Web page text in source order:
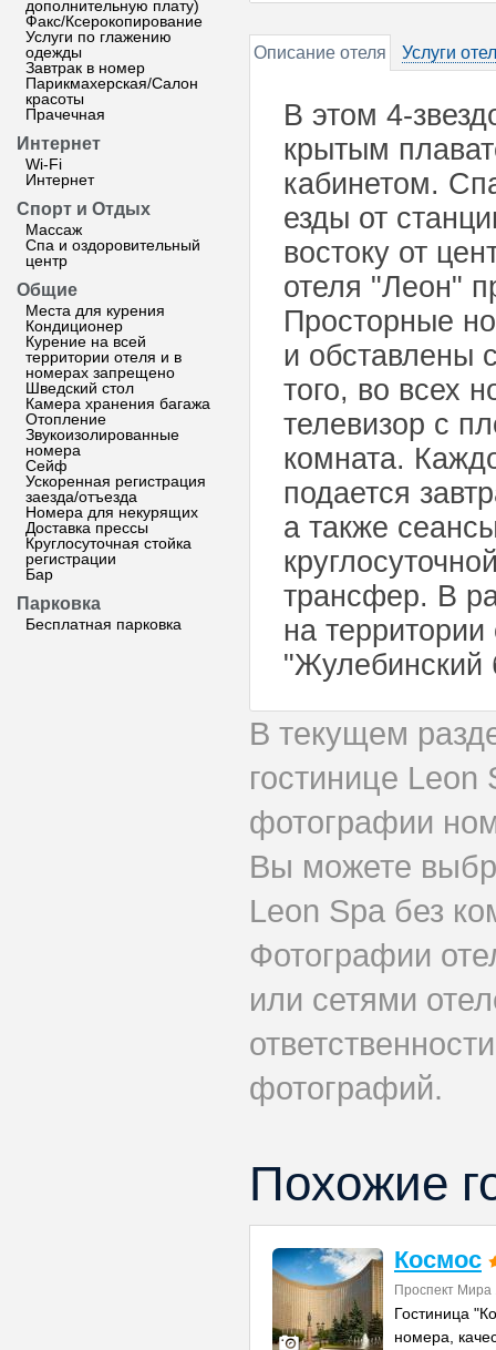
дополнительную плату)
Факс/Ксерокопирование
Услуги по глажению
одежды
Завтрак в номер
Парикмахерская/Салон
красоты
Прачечная
Интернет
Wi-Fi
Интернет
Спорт и Отдых
Массаж
Спа и оздоровительный
центр
Общие
Места для курения
Кондиционер
Курение на всей
территории отеля и в
номерах запрещено
Шведский стол
Камера хранения багажа
Отопление
Звукоизолированные
номера
Сейф
Ускоренная регистрация
заезда/отъезда
Номера для некурящих
Доставка прессы
Круглосуточная стойка
регистрации
Бар
Парковка
Бесплатная парковка
Описание отеля Услуги
В этом 4-
крытым
кабинетом.
езды от
востоку от
отеля "Леон"
Просторные
и обставлены
того, во всех
телевизор с
комната.
подается
а также
трансфер. В
на территории
"Жулебинский
В текущем
гостинице
фотографии
Вы можете
Leon Spa без
Фотографии
или сетями
фотографий.
Похожие
Космос
Проспект Мира
Гостиница
номера,